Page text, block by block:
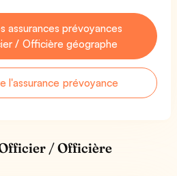
assurances prévoyances
/ Officière géographe
l'assurance prévoyance
/ Officière